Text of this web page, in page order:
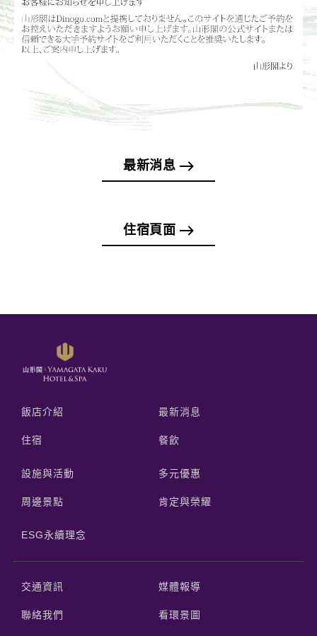
最新消息
住宿頁面
飯店介紹 最新消息
住宿 餐飲
設施與活動 多元優惠
周邊景點 肯定與榮耀
ESG永續理念
交通資訊 媒體報導
聯絡我們 看環景圖